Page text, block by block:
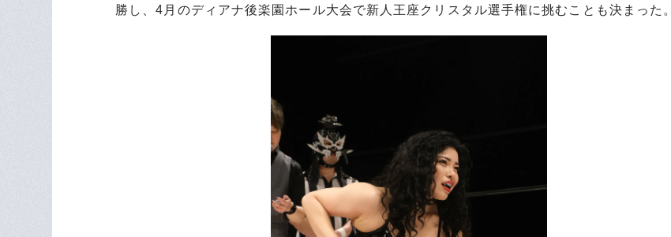
勝し、4月のディアナ後楽園ホール大会で新人王座クリスタル選手権に挑むことも決まった。